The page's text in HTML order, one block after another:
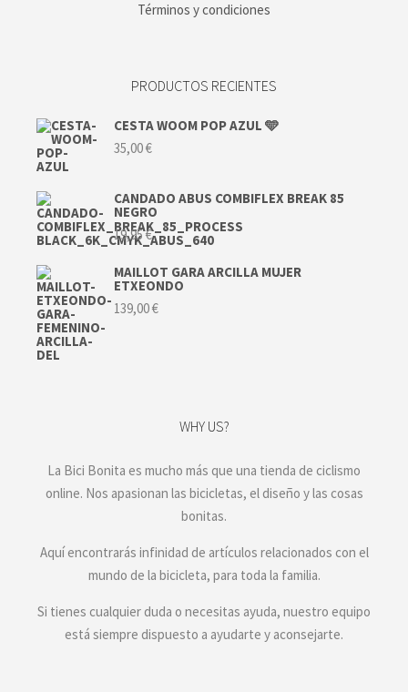
Términos y condiciones
PRODUCTOS RECIENTES
CESTA WOOM POP AZUL 🩵
35,00€
CANDADO ABUS COMBIFLEX BREAK 85
NEGRO
19,95€
MAILLOT GARA ARCILLA MUJER
ETXEONDO
139,00€
WHY US?
La Bici Bonita es mucho más que una tienda de ciclismo
online. Nos apasionan las bicicletas, el diseño y las cosas
bonitas.
Aquí encontrarás infinidad de artículos relacionados con el
mundo de la bicicleta, para toda la familia.
Si tienes cualquier duda o necesitas ayuda, nuestro equipo
está siempre dispuesto a ayudarte y aconsejarte.